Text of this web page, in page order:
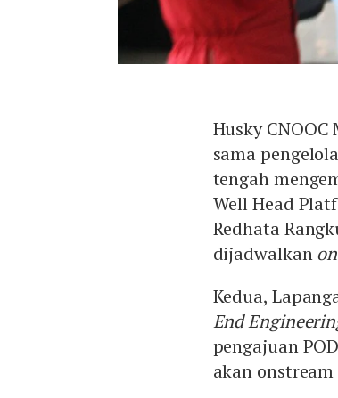
Husky
sama
tengah
Well Head
Redhata
dijadwalkan
Kedua,
End
pengajuan POD
akan